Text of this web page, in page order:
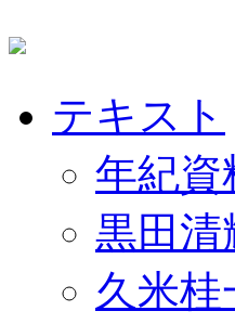
テキスト
年紀資
黒田清
久米桂